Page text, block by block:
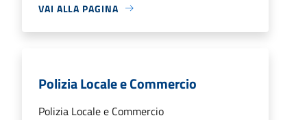
VAI ALLA PAGINA
Polizia Locale e Commercio
Polizia Locale e Commercio